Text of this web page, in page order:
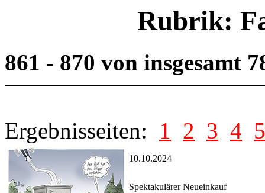
Rubrik:
861 - 870 von insgesamt
Ergebnisseiten: 1 2 3 4 5
10.10.2024
Spektakulärer Neueinkauf